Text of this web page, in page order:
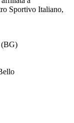
Sportivo Italiano,
(BG)